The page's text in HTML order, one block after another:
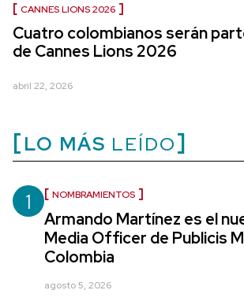
CANNES LIONS 2026
Cuatro colombianos serán
de Cannes Lions 2026
abril 22, 2026
LO MÁS LEÍDO
1 NOMBRAMIENTOS
Armando Martínez es el
Media Officer de Publicis
Colombia
agosto 5, 2026